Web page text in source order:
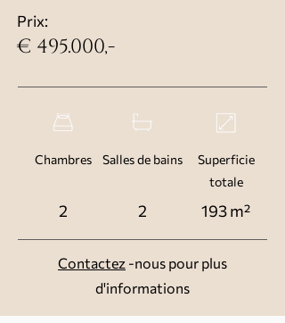
Prix:
€ 495.000,-
Chambres Salles de bains
2 2
Superficie
totale
193 m²
Contactez -nous pour plus
d'informations